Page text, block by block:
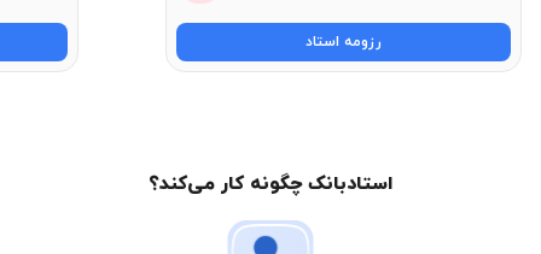
رزومه استاد
استادبانک چگونه کار می‌کند؟